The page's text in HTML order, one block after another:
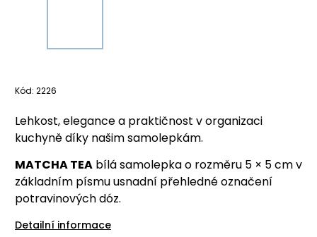
Kód: 2226
Lehkost, elegance a praktičnost v organizaci
kuchyně díky našim samolepkám.
MATCHA TEA bílá samolepka o rozměru 5 × 5 cm v
základním písmu usnadní přehledné označení
potravinových dóz.
Detailní informace